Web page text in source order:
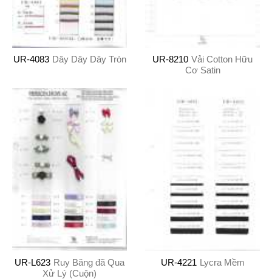
UR-4083 Dây Dây Dây Tròn UR-8210 Vải Cotton Hữu
Cơ Satin
UR-L623 Ruy Băng đã Qua
Xử Lý (Cuộn)
UR-4221 Lycra Mềm